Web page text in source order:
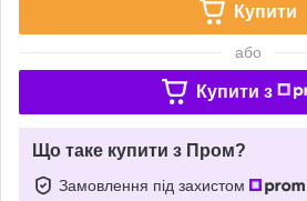
Купити
або
Купити з
Що таке купити з Пром?
Замовлення під захистом